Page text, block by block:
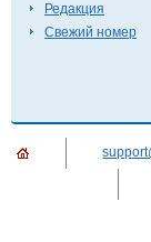
Редакция
Свежий номер